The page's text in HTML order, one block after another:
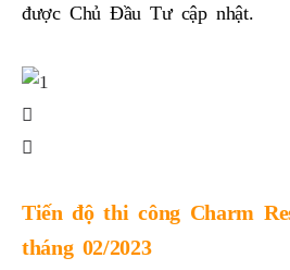
được Chủ Đầu Tư cập nhật.
Tiến độ thi công Charm
tháng 02/2023